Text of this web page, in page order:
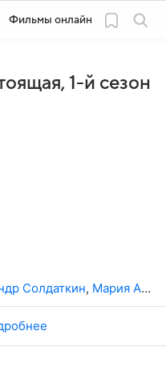
Фильмы онлайн
1-й сезон
Солдаткин, Мария Астахова